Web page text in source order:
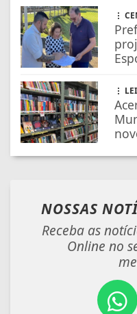
NOSSAS
Receba as
Online no